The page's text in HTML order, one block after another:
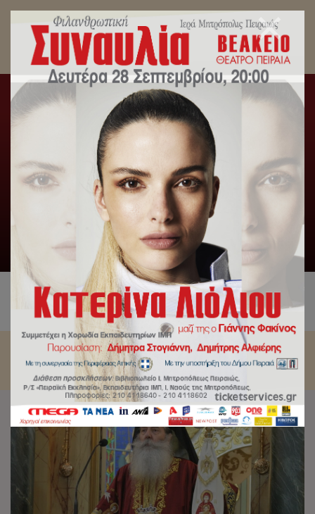
Μητροπολίτης Πειραιώς: «Η πρόσκληση του
Θεού βρήκε το έδαφος της κλίσεως της
Θεοτόκου»
Αρχική Δελτία Τύπου, Λατρευτική Ζωή /
Μητροπολίτης
Πειραιώς: «Η πρόσκληση του Θεού βρήκε το έδαφος της
κλίσεως της Θεοτόκου»